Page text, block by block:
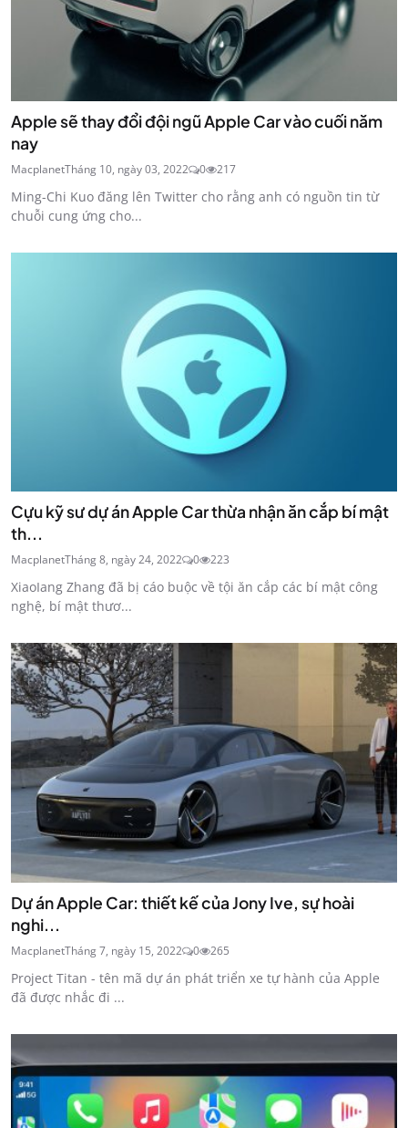
Apple sẽ thay đổi đội ngũ Apple Car vào cuối năm
nay
MacplanetTháng 10, ngày 03, 2022 0 217
Ming-Chi Kuo đăng lên Twitter cho rằng anh có nguồn tin từ
chuỗi cung ứng cho...
Cựu kỹ sư dự án Apple Car thừa nhận ăn cắp bí mật
th...
MacplanetTháng 8, ngày 24, 2022 0 223
XiaoIang Zhang đã bị cáo buộc về tội ăn cắp các bí mật công
nghệ, bí mật thươ...
Dự án Apple Car: thiết kế của Jony Ive, sự hoài
nghi...
MacplanetTháng 7, ngày 15, 2022 0 265
Project Titan - tên mã dự án phát triển xe tự hành của Apple
đã được nhắc đi ...